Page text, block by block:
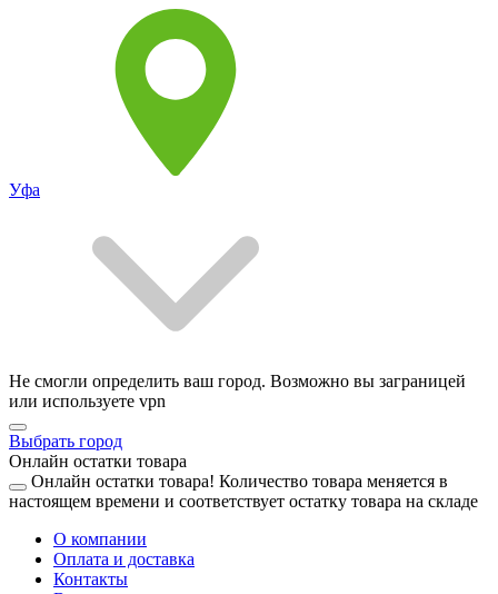
Уфа
Не смогли определить ваш город. Возможно вы заграницей
или используете vpn
Выбрать город
Онлайн остатки товара
Онлайн остатки товара! Количество товара меняется в
настоящем времени и соответствует остатку товара на складе
О компании
Оплата и доставка
Контакты